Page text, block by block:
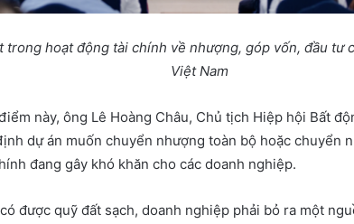
trong hoạt động tài chính về nhượng, góp vốn, đầu tư
Việt Nam
này, ông Lê Hoàng Châu, Chủ tịch Hiệp hội Bất
dự án muốn chuyển nhượng toàn bộ hoặc chuyển
đang gây khó khăn cho các doanh nghiệp.
được quỹ đất sạch, doanh nghiệp phải bỏ ra một